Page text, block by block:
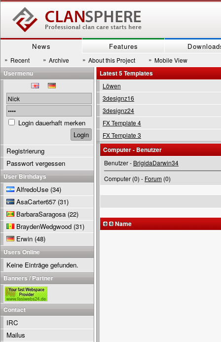
News Features
» Recent » Archive » About this Project » Mobile View
Latest 5 Templates
Löwen
3designz16
3designz24
FX Template 4
FX Template 3
Computer - Benutzer
Benutzer - BrigidaDarwin34
Computer (0) - Forum (0)
Name
Usermenu
Login dauerhaft merken
Registrierung
Passwort vergessen
User Birthdays
AlfredoUse (34)
AsaCarter657 (31)
BarbaraSaragosa (22)
BraydenWedgwood (31)
Erwin (48)
Users Online
Keine Einträge gefunden.
Banners / Partner
Contact
IRC
Mailus